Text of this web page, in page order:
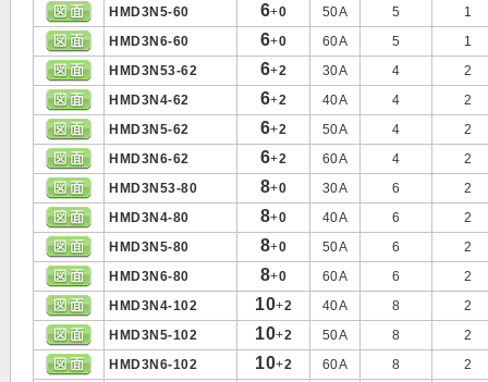
HMD3N5-60
6+0 50A 5
1
HMD3N6-60
6+0 60A 5
1
HMD3N53-62
6+2 30A 4
2
HMD3N4-62
6+2 40A 4
2
HMD3N5-62
6+2 50A 4
2
HMD3N6-62
6+2 60A 4
2
HMD3N53-80
8+0 30A 6
2
HMD3N4-80
8+0 40A 6
2
HMD3N5-80
8+0 50A 6
2
HMD3N6-80
8+0 60A 6
2
HMD3N4-102
10+2 40A 8
2
HMD3N5-102
10+2 50A 8
2
HMD3N6-102
10+2 60A 8
2